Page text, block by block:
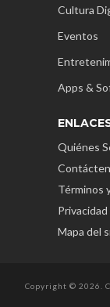
Cultura
Eventos
Apps &
Quiénes
Términos
Privacidad
Mapa del
Copyright © 2026.